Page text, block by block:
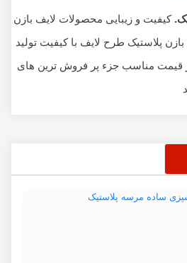
کیفیت و زیبایی محصولات لایف بازن
پلاستیک طرح لایف با کیفیت تولید
قیمت مناسب جزء پر فروش ترین های